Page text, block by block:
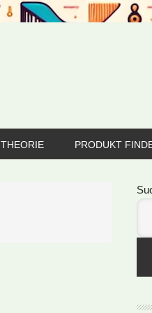
THEORIE PRODUKT